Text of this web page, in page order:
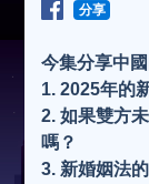
分享
今集分享中
1. 2025年的
2. 如果雙方
嗎？
3. 新婚姻法